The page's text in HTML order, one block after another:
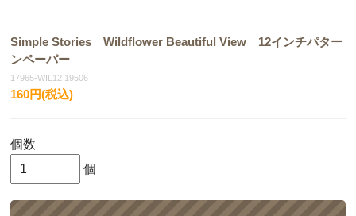
Simple Stories Wildflower Beautiful View 12インチパター
ンペーパー
17965-WIL12 19506
160円(税込)
個数
個